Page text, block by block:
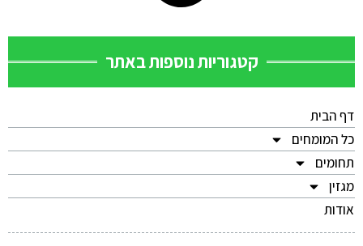
קטגוריות נוספות באתר
דף הבית
כל המומחים
תחומים
מגזין
אודות